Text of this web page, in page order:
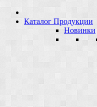
Каталог Продукции
Новинки